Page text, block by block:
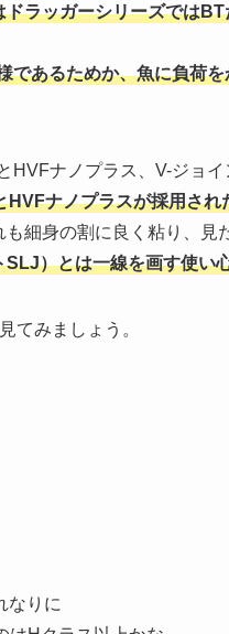
ラッガーシリーズでは
であるためか、魚に負荷
ナノプラス、V-ジョイ
ナノプラスが採用され
細身の割に良く粘り、見
）とは一線を画す使い
てみましょう。
なりに